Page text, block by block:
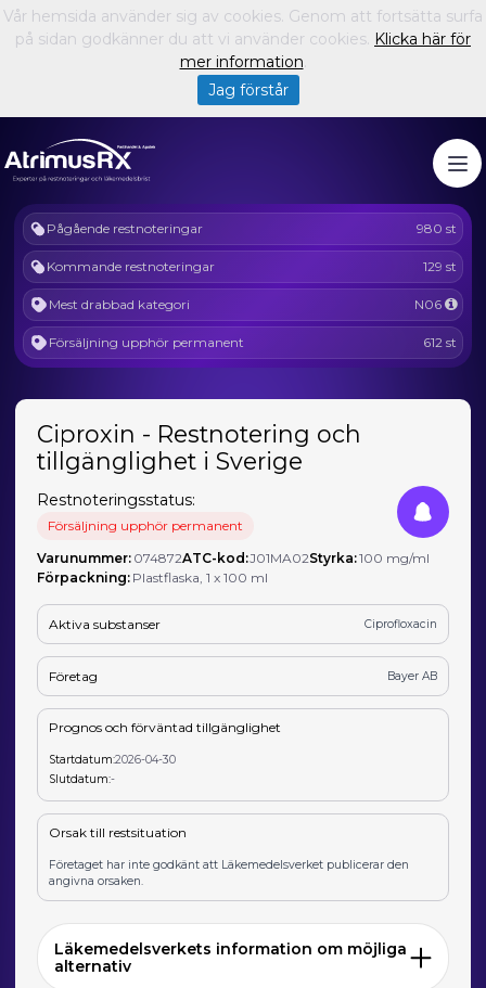
Pågående restnoteringar 980 st
Kommande restnoteringar 129 st
Mest drabbad kategori N06
Försäljning upphör permanent 612 st
Ciproxin - Restnotering och
tillgänglighet i Sverige
Restnoteringsstatus:
Försäljning upphör permanent
Varunummer: 074872ATC-kod:J01MA02Styrka:100 mg/ml
Förpackning: Plastflaska, 1 x 100 ml
Aktiva substanser Ciprofloxacin
Företag Bayer AB
Prognos och förväntad tillgänglighet
Startdatum:2026-04-30
Slutdatum:-
Orsak till restsituation
Företaget har inte godkänt att Läkemedelsverket publicerar den
angivna orsaken.
Läkemedelsverkets information om möjliga
alternativ
Vår hemsida använder sig av cookies. Genom att fortsätta surfa
på sidan godkänner du att vi använder cookies. Klicka här för
mer information.
Jag förstår